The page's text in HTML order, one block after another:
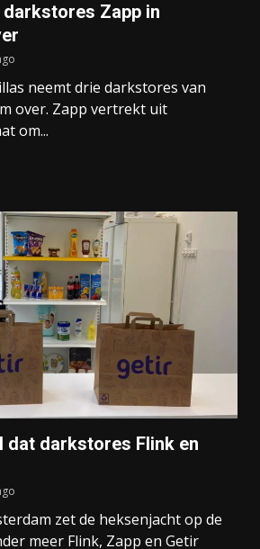
Zapp in
neemt drie darkstores van
over. Zapp vertrekt uit
om...
dat darkstores Flink en
zet de heksenjacht op de
meer Flink, Zapp en Getir